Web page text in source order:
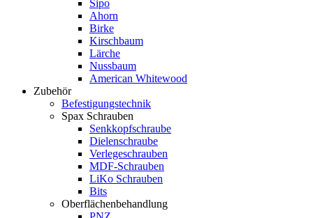
Sipo
Ahorn
Birke
Kirschbaum
Lärche
Nussbaum
American Whitewood
Zubehör
Befestigungstechnik
Spax Schrauben
Senkkopfschraube
Dielenschraube
Verlegeschrauben
MDF-Schrauben
LiKo Schrauben
Bits
Oberflächenbehandlung